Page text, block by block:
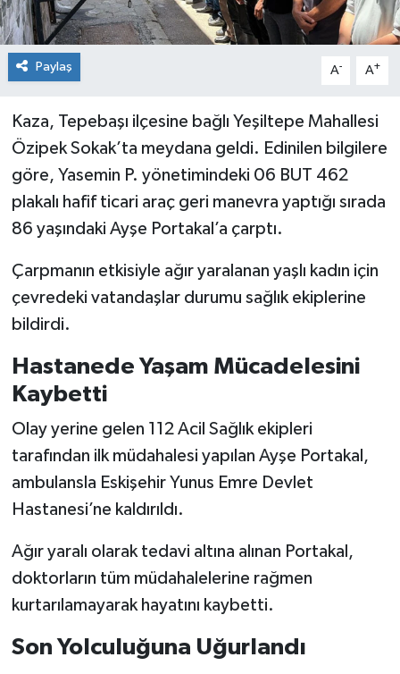
Paylaş A- A+
Kaza, Tepebaşı ilçesine bağlı Yeşiltepe Mahallesi
Özipek Sokak’ta meydana geldi. Edinilen bilgilere
göre, Yasemin P. yönetimindeki 06 BUT 462
plakalı hafif ticari araç geri manevra yaptığı sırada
86 yaşındaki Ayşe Portakal’a çarptı.
Çarpmanın etkisiyle ağır yaralanan yaşlı kadın için
çevredeki vatandaşlar durumu sağlık ekiplerine
bildirdi.
Hastanede Yaşam Mücadelesini
Kaybetti
Olay yerine gelen 112 Acil Sağlık ekipleri
tarafından ilk müdahalesi yapılan Ayşe Portakal,
ambulansla Eskişehir Yunus Emre Devlet
Hastanesi’ne kaldırıldı.
Ağır yaralı olarak tedavi altına alınan Portakal,
doktorların tüm müdahalelerine rağmen
kurtarılamayarak hayatını kaybetti.
Son Yolculuğuna Uğurlandı